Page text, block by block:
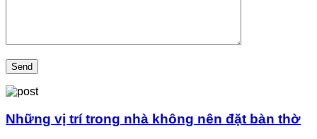
Những vị trí trong nhà không nên đặt bàn thờ